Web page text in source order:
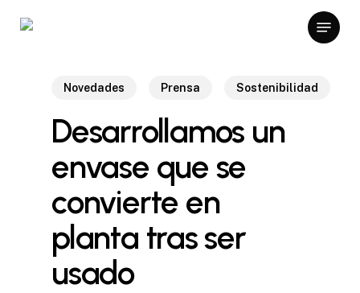
Menu
Novedades Prensa Sostenibilidad
Desarrollamos un
envase que se
convierte en
planta tras ser
usado